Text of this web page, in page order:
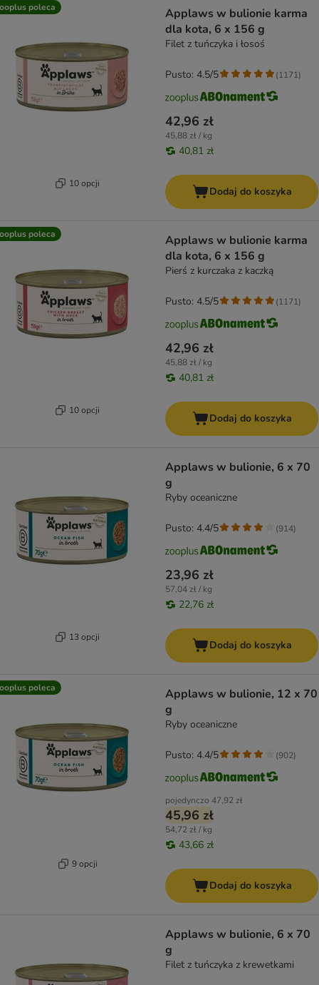
poleca
10 opcji
Applaws w bulionie karma
dla kota, 6 x 156 g
Filet z tuńczyka i łosoś
42,96 zł
45,88 zł / kg
40,81 zł
Pusto: 4.5/5 (1171)
Dodaj do koszyka
poleca
10 opcji
Applaws w bulionie karma
dla kota, 6 x 156 g
Pierś z kurczaka z kaczką
42,96 zł
45,88 zł / kg
40,81 zł
Pusto: 4.5/5 (1171)
Dodaj do koszyka
13 opcji
Applaws w bulionie, 6 x 70
g
Ryby oceaniczne
23,96 zł
57,04 zł / kg
22,76 zł
Pusto: 4.4/5 (914)
Dodaj do koszyka
poleca
9 opcji
Applaws w bulionie, 12 x 70
g
Ryby oceaniczne
pojedynczo 47,92 zł
45,96 zł
54,72 zł / kg
43,66 zł
Pusto: 4.4/5 (902)
Dodaj do koszyka
Applaws w bulionie, 6 x 70
g
Filet z tuńczyka z krewetkami